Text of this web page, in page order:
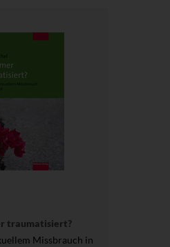
traumatisiert?
Missbrauch in